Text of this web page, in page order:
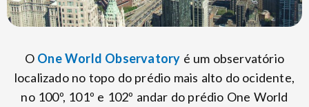
O One World Observatory é um observatório
localizado no topo do prédio mais alto do ocidente,
no 100º, 101º e 102º andar do prédio One World